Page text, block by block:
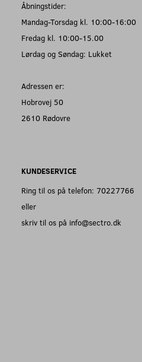
Åbningstider:
Mandag-Torsdag kl. 10:00-16:00
Fredag kl. 10:00-15.00
Lørdag og Søndag: Lukket
Adressen er:
Hobrovej 50
2610 Rødovre
KUNDESERVICE
Ring til os på telefon: 70227766
eller
skriv til os på info@sectro.dk